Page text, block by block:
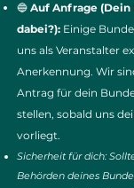
🔵 Auf Anfrage
dabei?): Einige
uns als Veranstalter
Anerkennung. Wir
Antrag für dein
stellen, sobald uns
vorliegt.
Sicherheit für dich:
Behörden deines